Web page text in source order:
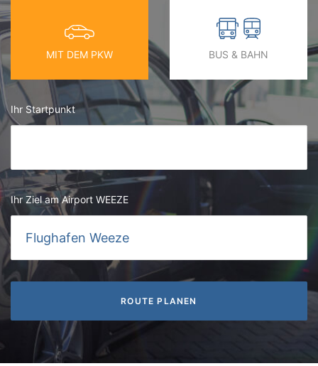
MIT DEM PKW BUS & BAHN
Ihr Startpunkt
Ihr Ziel am Airport WEEZE